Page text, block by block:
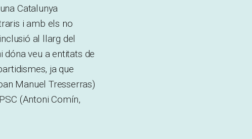
Catalunya
i amb els no
al llarg del
dóna veu a entitats de
ja que
Manuel Tresserras)
(Antoni Comín,